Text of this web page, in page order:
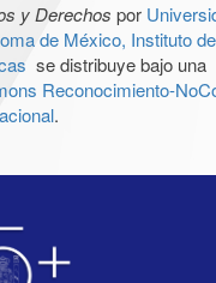
y Derechos por
de México, Instituto
se distribuye bajo una
Reconocimiento-
.